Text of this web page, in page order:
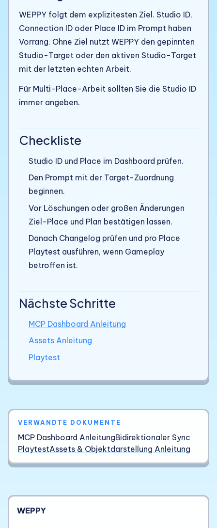
WEPPY folgt dem explizitesten Ziel. Studio ID,
Connection ID oder Place ID im Prompt haben
Vorrang. Ohne Ziel nutzt WEPPY den gepinnten
Studio-Target oder den aktiven Studio-Target
mit der letzten echten Arbeit.
Für Multi-Place-Arbeit sollten Sie die Studio ID
immer angeben.
Checkliste
Studio ID und Place im Dashboard prüfen.
Den Prompt mit der Target-Zuordnung
beginnen.
Vor Löschungen oder großen Änderungen
Ziel-Place und Plan bestätigen lassen.
Danach Changelog prüfen und pro Place
Playtest ausführen, wenn Gameplay
betroffen ist.
Nächste Schritte
MCP Dashboard Anleitung
Assets Anleitung
Playtest
VERWANDTE DOKUMENTE
MCP Dashboard AnleitungBidirektionaler Sync
PlaytestAssets & Objektdarstellung Anleitung
WEPPY